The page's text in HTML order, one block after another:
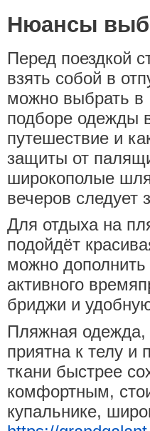
Нюансы
Перед поездкой
взять собой в
можно выбрать в
подборе одежды
путешествие и
защиты от
широкополые
вечеров следует
Для отдыха на
подойдёт
можно дополнить
активного
бриджи и
Пляжная одежда,
приятна к телу и
ткани быстрее
комфортным,
купальнике,